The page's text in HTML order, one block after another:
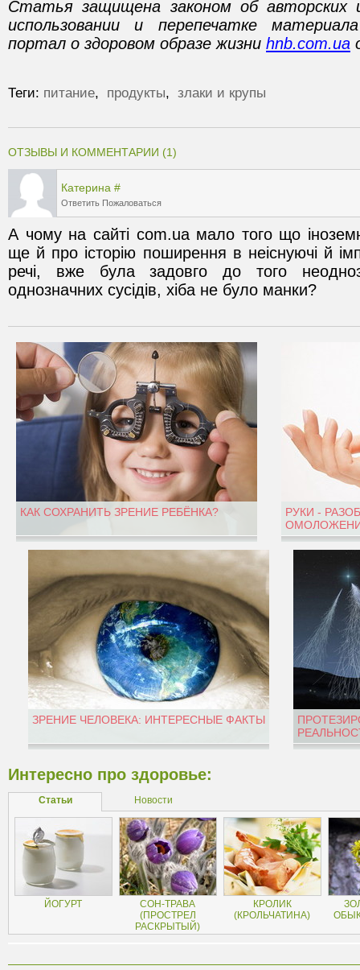
Статья защищена законом об авторских
использовании и перепечатке
портал о здоровом образе жизни hnb.com.ua
Теги: питание, продукты, злаки и крупы
ОТЗЫВЫ И КОММЕНТАРИИ (1)
Катерина #
Ответить Пожаловаться
А чому на сайті com.ua мало того що
ще й про історію поширення в неіснуючі й
речі, вже була задовго до того
КАК СОХРАНИТЬ ЗРЕНИЕ РЕБЁНКА?
РУКИ -
ЗРЕНИЕ ЧЕЛОВЕКА: ИНТЕРЕСНЫЕ ФАКТЫ
Интересно про здоровье:
Статьи Новости
ЙОГУРТ
СОН-ТРАВА
(ПРОСТРЕЛ
РАСКРЫТЫЙ)
КРОЛИК
(КРОЛЬЧАТИНА)